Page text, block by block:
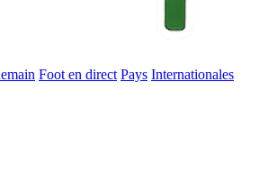
Foot en direct Pays Internationales